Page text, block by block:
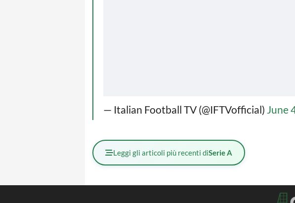
— Italian Football TV (@IFTVofficial) June
Leggi gli articoli più recenti diSerie A